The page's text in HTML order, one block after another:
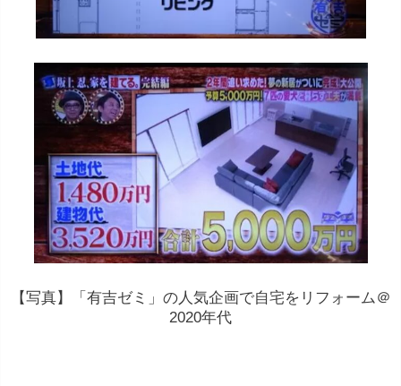
【写真】「有吉ゼミ」の人気企画で自宅をリフォーム＠
2020年代